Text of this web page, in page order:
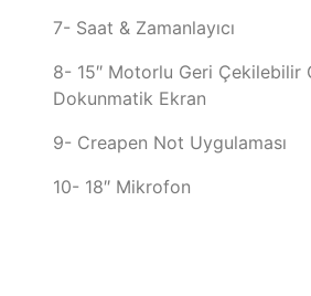
7- Saat & Zamanlayıcı
8- 15″ Motorlu Geri Çekilebilir
Dokunmatik Ekran
9- Creapen Not Uygulaması
10- 18″ Mikrofon